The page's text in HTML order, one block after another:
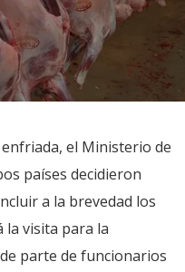
el Ministerio de
países decidieron
a la brevedad los
la visita para la
parte de funcionarios